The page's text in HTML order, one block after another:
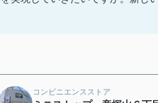
コンビニエンスストア